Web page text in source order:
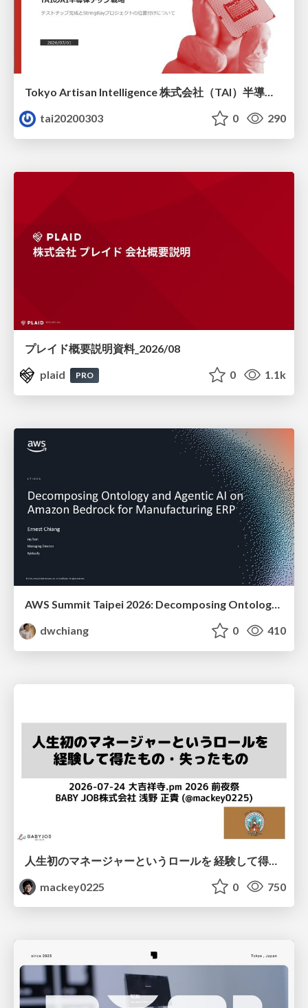
Tokyo Artisan Intelligence 株式会社（TAI）半導体戦略_最新版
tai20200303
0 290
プレイド概要説明資料_2026/08
plaid
PRO 0 1.1k
AWS Summit Taipei 2026: Decomposing Ontology and Agentic AI - Using Amazon Bedrock to Bring Living Water to Manufacturing ERP
dwchiang
0 410
人生初のマネージャーというロールを 経験して得たもの・失ったもの / Reflections on My First Manager Role
mackey0225
0 750